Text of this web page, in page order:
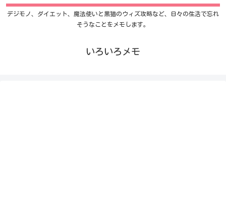
デジモノ、ダイエット、魔法使いと黒猫のウィズ攻略など、日々の生活で忘れ
そうなことをメモします。
いろいろメモ